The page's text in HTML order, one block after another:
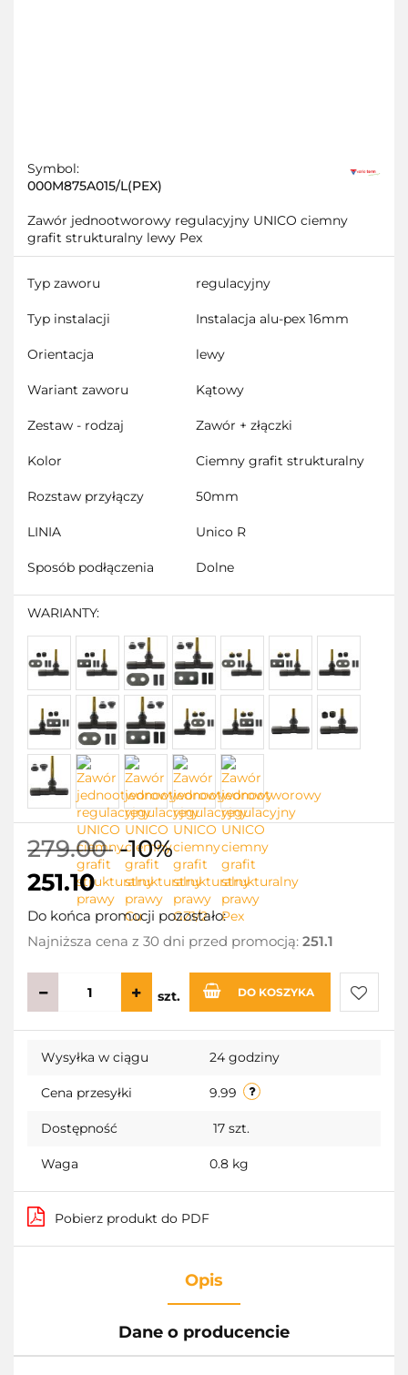
Symbol:
000M875A015/L(PEX)
Zawór jednootworowy regulacyjny UNICO ciemny
grafit strukturalny lewy Pex
Typ zaworu regulacyjny
Typ instalacji Instalacja alu-pex 16mm
Orientacja lewy
Wariant zaworu Kątowy
Zestaw - rodzaj Zawór + złączki
Kolor Ciemny grafit strukturalny
Rozstaw przyłączy 50mm
LINIA Unico R
Sposób podłączenia Dolne
WARIANTY:
279.00 -10%
251.10
Do końca promocji pozostało:
Najniższa cena z 30 dni przed promocją: 251.1
szt. DO KOSZYKA
Do
Wysyłka w ciągu 24 godziny
Cena przesyłki 9.99
Dostępność 17 szt.
Waga 0.8 kg
Pobierz produkt do PDF
Opis
Dane o producencie